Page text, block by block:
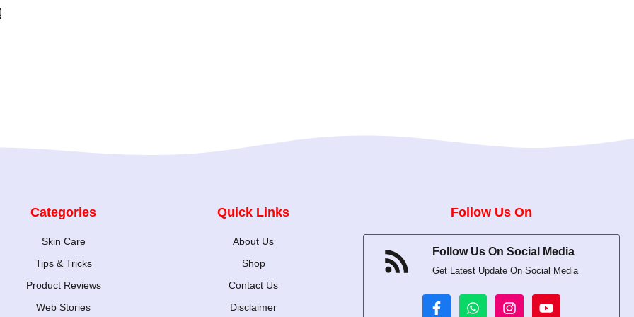
Categories
Skin Care
Tips & Tricks
Product Reviews
Web Stories
Quick Links
About Us
Shop
Contact Us
Disclaimer
Follow Us On
Follow Us On Social Media
Get Latest Update On Social Media